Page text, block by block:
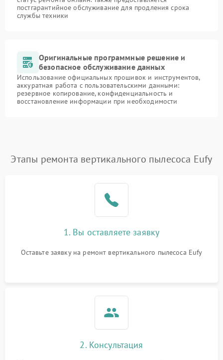
постгарантийное обслуживание для продления срока
службы техники
Оригинальные программные решение и
безопасное обслуживание данных
Использование официальных прошивок и инструментов,
аккуратная работа с пользовательскими данными:
резервное копирование, конфиденциальность и
восстановление информации при необходимости
Этапы ремонта вертикального пылесоса Eufy
1. Вы оставляете заявку
Оставьте заявку на ремонт вертикального пылесоса Eufy
2. Консультация